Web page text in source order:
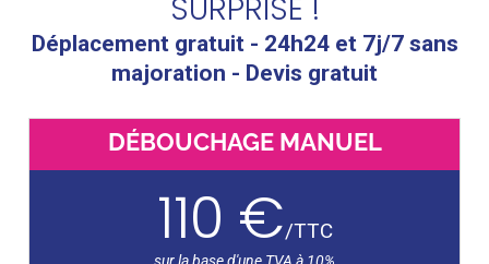
SURPRISE !
Déplacement gratuit - 24h24 et 7j/7 sans
majoration - Devis gratuit
DÉBOUCHAGE MANUEL
110 €/TTC